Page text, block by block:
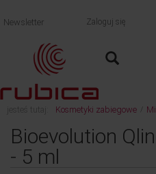
Newsletter Zaloguj się
jesteś tutaj: Kosmetyki zabiegowe
Bioevolution Qline PRO Red 740 - 5 ml
brązem)
Bioevolution
- 5 ml